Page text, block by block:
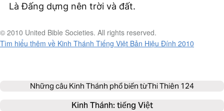
Là Đấng dựng nên trời và đất.
© 2010 United Bible Societies. All rights reserved.
Tìm hiểu thêm về Kinh Thánh Tiếng Việt Bản Hiệu Đính 2010
Những câu Kinh Thánh phổ biến từThi Thiên 124
Kinh Thánh: tiếng Việt